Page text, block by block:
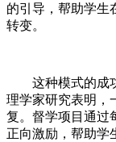
的引导，帮助学生
转变。
这种模式的成
理学家研究表明，
复。督学项目通过
正向激励，帮助学